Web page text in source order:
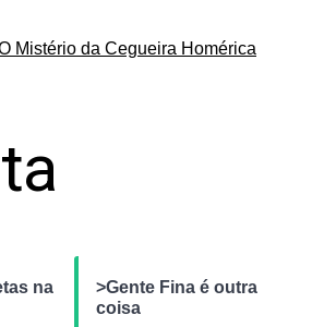
Mistério da Cegueira Homérica
na
>Gente Fina é outra
coisa